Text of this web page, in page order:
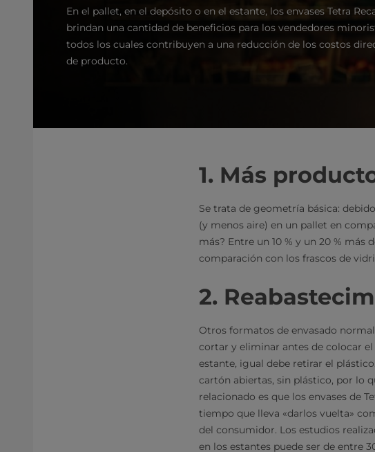
En el pallet, en el depósito o en el estante, los envases Tetra
brindan una cantidad de beneficios para los vendedores
todos los cuales contribuyen a una reducción de los costos
de producto.
1. Más
Se trata de geometría básica:
(y menos aire) en un pallet en
más? Entre un 10 % y un 20 %
comparación con los frascos de
2.
Otros formatos de envasado
cortar y eliminar antes de colocar
estante, igual debe retirar el
cartón abiertas, sin plástico, por lo
relacionado es que los envases de
tiempo que lleva «darlos vuelta»
del consumidor. Los estudios
en los estantes puede ser de entre